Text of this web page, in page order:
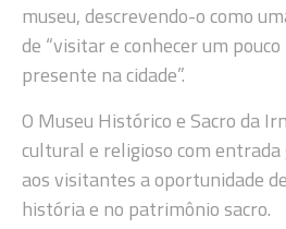
museu, descrevendo-o como
de “visitar e conhecer um
presente na cidade”.
O Museu Histórico e Sacro da
cultural e religioso com
aos visitantes a oportunidade
história e no patrimônio sacro.